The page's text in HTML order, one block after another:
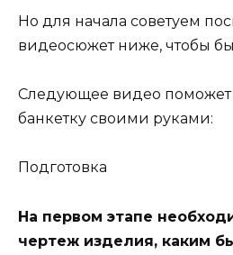
Но для начала советуем
видеосюжет ниже, чтобы
Следующее видео поможет
банкетку своими руками:
Подготовка
На первом этапе
чертеж изделия, каким